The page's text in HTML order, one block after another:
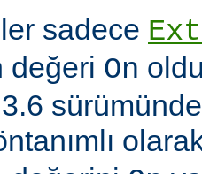
sadece
değeri On